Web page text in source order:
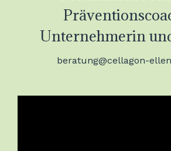
Unternehmerin
beratung@cellagon-